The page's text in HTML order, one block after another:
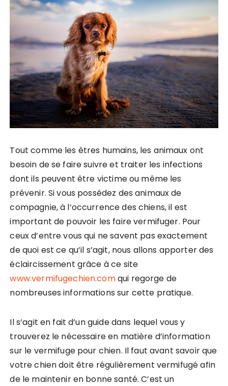
Tout comme les êtres humains, les animaux ont
besoin de se faire suivre et traiter les infections
dont ils peuvent être victime ou même les
prévenir. Si vous possédez des animaux de
compagnie, à l’occurrence des chiens, il est
important de pouvoir les faire vermifuger. Pour
ceux d’entre vous qui ne savent pas exactement
de quoi est ce qu’il s’agit, nous allons apporter des
éclaircissement grâce à ce site
www.vermifugechien.comqui regorge de
nombreuses informations sur cette pratique.
Il s’agit en fait d’un guide dans lequel vous y
trouverez le nécessaire en matière d’information
sur le vermifuge pour chien. Il faut avant savoir que
votre chien doit être régulièrement vermifugé afin
de le maintenir en bonne santé. C’est un